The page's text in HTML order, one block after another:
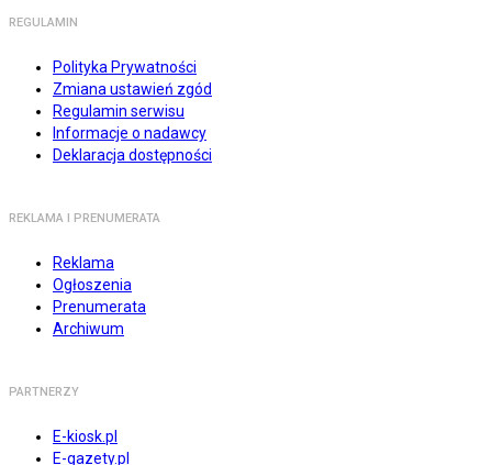
REGULAMIN
Polityka Prywatności
Zmiana ustawień zgód
Regulamin serwisu
Informacje o nadawcy
Deklaracja dostępności
REKLAMA I PRENUMERATA
Reklama
Ogłoszenia
Prenumerata
Archiwum
PARTNERZY
E-kiosk.pl
E-gazety.pl